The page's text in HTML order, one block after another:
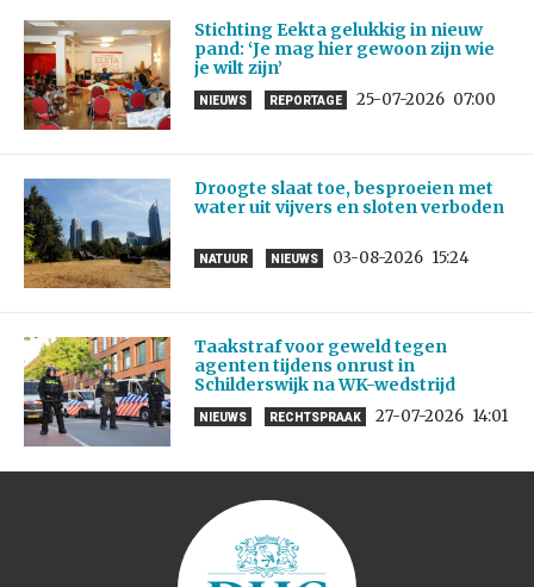
Stichting Eekta gelukkig in nieuw
pand: ‘Je mag hier gewoon zijn wie
je wilt zijn’
NIEUWS REPORTAGE 25-07-2026 07:00
Droogte slaat toe, besproeien met
water uit vijvers en sloten verboden
NATUUR NIEUWS 03-08-2026 15:24
Taakstraf voor geweld tegen
agenten tijdens onrust in
Schilderswijk na WK-wedstrijd
NIEUWS RECHTSPRAAK 27-07-2026 14:01